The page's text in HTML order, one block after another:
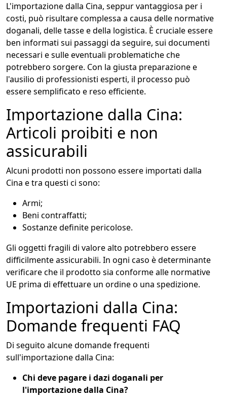
L'importazione dalla Cina, seppur vantaggiosa per i
costi, può risultare complessa a causa delle normative
doganali, delle tasse e della logistica. È cruciale essere
ben informati sui passaggi da seguire, sui documenti
necessari e sulle eventuali problematiche che
potrebbero sorgere. Con la giusta preparazione e
l'ausilio di professionisti esperti, il processo può
essere semplificato e reso efficiente.
Importazione dalla Cina:
Articoli proibiti e non
assicurabili
Alcuni prodotti non possono essere importati dalla
Cina e tra questi ci sono:
Armi;
Beni contraffatti;
Sostanze definite pericolose.
Gli oggetti fragili di valore alto potrebbero essere
difficilmente assicurabili. In ogni caso è determinante
verificare che il prodotto sia conforme alle normative
UE prima di effettuare un ordine o una spedizione.
Importazioni dalla Cina:
Domande frequenti FAQ
Di seguito alcune domande frequenti
sull'importazione dalla Cina:
Chi deve pagare i dazi doganali per
l'importazione dalla Cina?